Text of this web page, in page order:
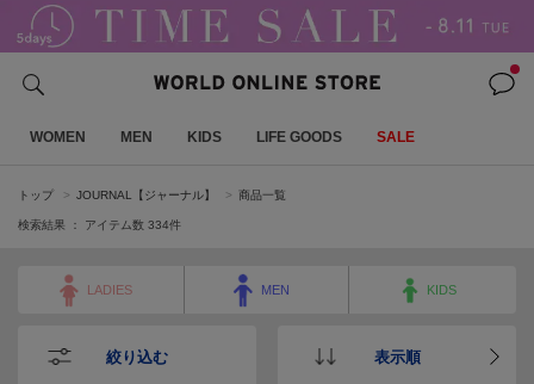
WOMEN MEN KIDS LIFE GOODS SALE
トップ JOURNAL【ジャーナル】 商品一覧
検索結果 ： アイテム数 334件
LADIES MEN KIDS
絞り込む 表示順